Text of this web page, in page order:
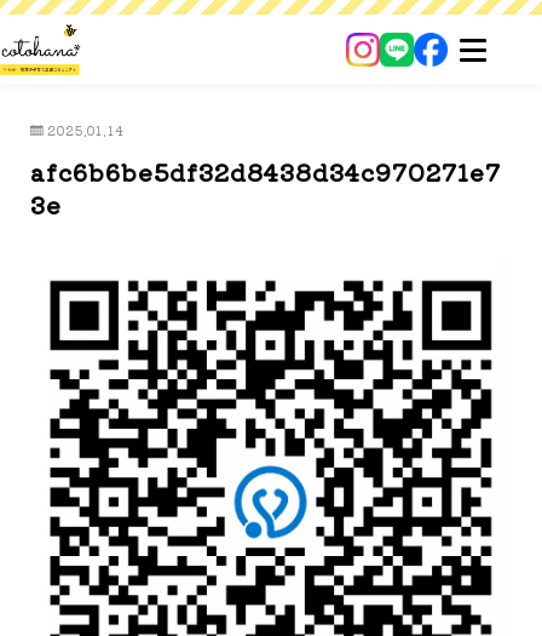
2025.01.14
afc6b6be5df32d8438d34c970271e7
3e